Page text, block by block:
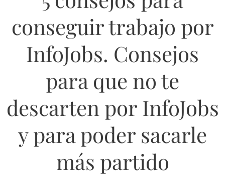
conseguir trabajo por
InfoJobs. Consejos
para que no te
descarten por InfoJobs
y para poder sacarle
más partido